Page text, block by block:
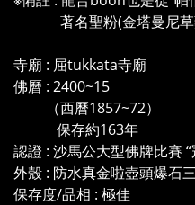
著名聖粉(金塔曼尼草
寺廟 : 屈tukkata寺廟
佛曆 : 2400~15
（西曆1857~72）
保存約163年
認證 : 沙馬公大型佛牌比賽 “
外殼 : 防水真金啦壺頭爆石
保存度/品相 : 極佳